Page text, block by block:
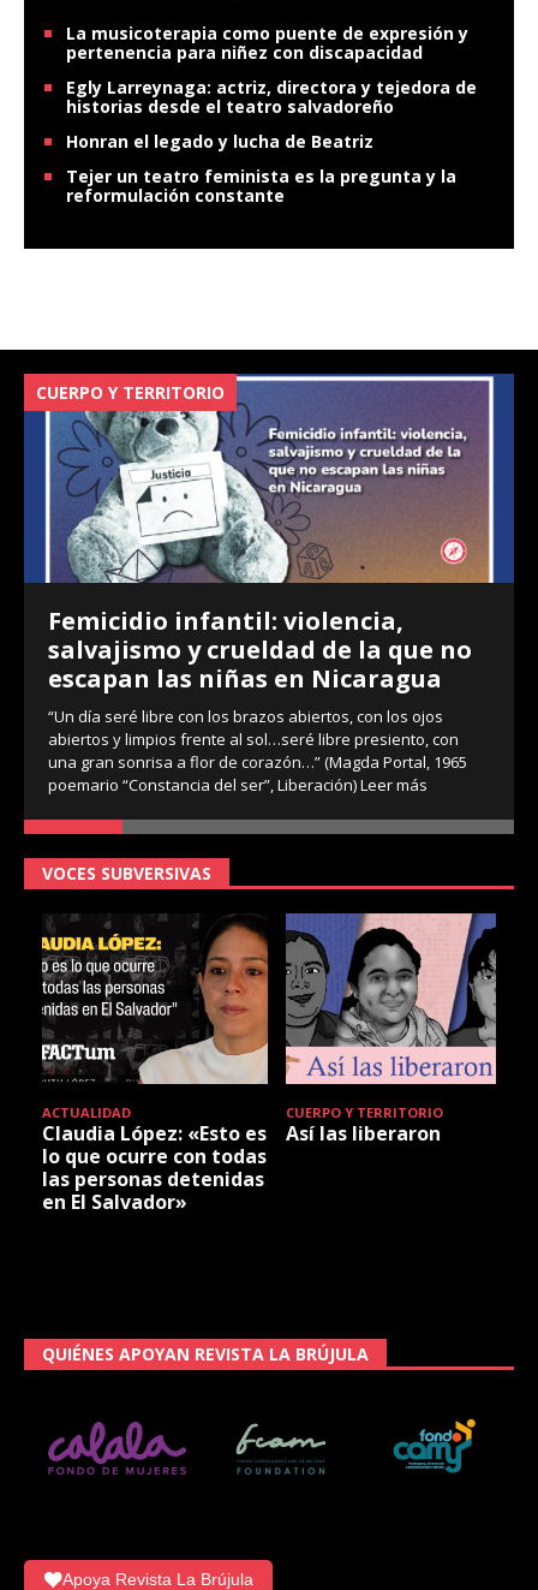
La musicoterapia como puente de expresión y
pertenencia para niñez con discapacidad
Egly Larreynaga: actriz, directora y tejedora de
historias desde el teatro salvadoreño
Honran el legado y lucha de Beatriz
Tejer un teatro feminista es la pregunta y la
reformulación constante
CUERPO Y TERRITORIO
Femicidio infantil: violencia,
salvajismo y crueldad de la que no
escapan las niñas en Nicaragua
“Un día seré libre con los brazos abiertos, con los ojos
abiertos y limpios frente al sol…seré libre presiento, con
una gran sonrisa a flor de corazón…” (Magda Portal, 1965
poemario “Constancia del ser”, Liberación)Leer más
VOCES SUBVERSIVAS
ACTUALIDAD
Claudia López: «Esto es
lo que ocurre con todas
las personas detenidas
en El Salvador»
CUERPO Y TERRITORIO
Así las liberaron
QUIÉNES APOYAN REVISTA LA BRÚJULA
Apoya Revista La Brújula